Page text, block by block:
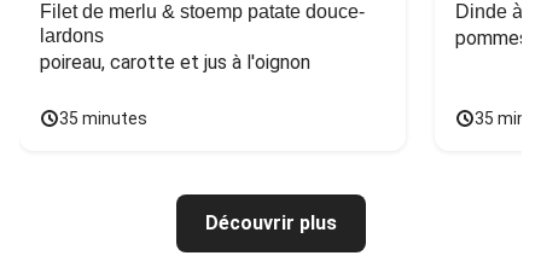
Filet de merlu & stoemp patate douce-
lardons
poireau, carotte et jus à l'oignon
35 minutes
Dinde à
pommes
35
Découvrir plus